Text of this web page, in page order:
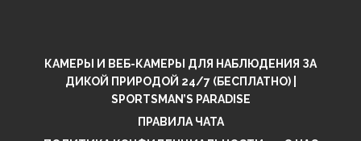
КАМЕРЫ И ВЕБ-КАМЕРЫ ДЛЯ НАБЛЮДЕНИЯ ЗА
ДИКОЙ ПРИРОДОЙ 24/7 (БЕСПЛАТНО) |
SPORTSMAN’S PARADISE
ПРАВИЛА ЧАТА